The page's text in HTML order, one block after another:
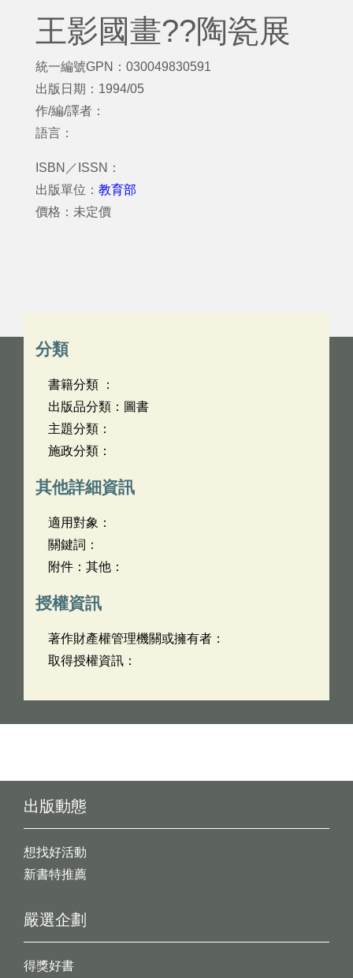
王影國畫??陶瓷展
統一編號GPN：030049830591
出版日期：1994/05
作/編/譯者：
語言：
ISBN／ISSN：
出版單位： 教育部
價格：未定價
分類
書籍分類 ：
出版品分類：圖書
主題分類：
施政分類：
其他詳細資訊
適用對象：
關鍵詞：
附件：其他：
授權資訊
著作財產權管理機關或擁有者：
取得授權資訊：
出版動態
想找好活動
新書特推薦
嚴選企劃
得獎好書